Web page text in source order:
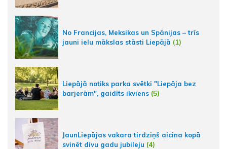
No Francijas, Meksikas un Spānijas – trīs
jauni ielu mākslas stāsti Liepājā (1)
Liepājā notiks parka svētki "Liepāja bez
barjerām", gaidīts ikviens (5)
JaunLiepājas vakara tirdziņš aicina kopā
svinēt divu gadu jubileju (4)